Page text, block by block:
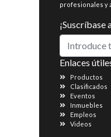
profesionales y
¡Suscríbase
Enlaces
Productos
Clasificados
Eventos
Inmuebles
Empleos
Videos